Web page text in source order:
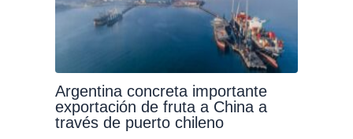
Argentina concreta importante
exportación de fruta a China a
través de puerto chileno